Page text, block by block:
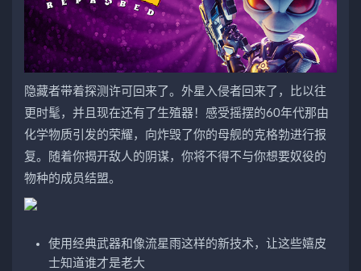
隐藏者带着探测许可回来了。外星入侵者回来了，比以往
更时髦，并且现在还有了生殖器！感受摇摆的60年代那由
化学物质引发的荣耀，向炸毁了你的母舰的克格勃进行报
复。随着你揭开敌人的阴谋，你将不得不与你想要奴役的
物种的成员结盟。
使用经典武器和像流星雨这样的新技术，让这些嬉皮
士知道谁才是老大